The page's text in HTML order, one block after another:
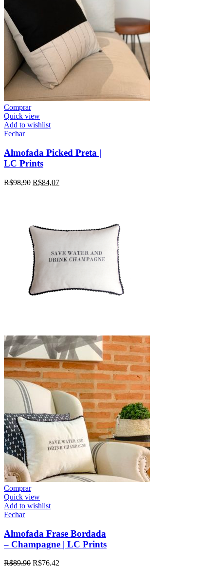
Comprar
Quick view
Add to wishlist
Fechar
Almofada Picked Preta |
LC Prints
R$98,90 R$84,07
Comprar
Quick view
Add to wishlist
Fechar
Almofada Frase Bordada
– Champagne | LC Prints
R$89,90 R$76,42